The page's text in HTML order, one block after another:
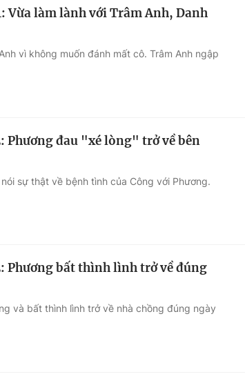
làm lành với Trâm Anh, Danh
vì không muốn đánh mất cô. Trâm Anh ngập
đau "xé lòng" trở về bên
sự thật về bệnh tình của Công với Phương.
bất thình lình trở về đúng
và bất thình lình trở về nhà chồng đúng ngày